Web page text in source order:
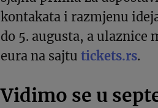
kontakata i razmjenu
do 5. augusta, a ulaznice
eura na sajtu tickets.rs.
Vidimo se u